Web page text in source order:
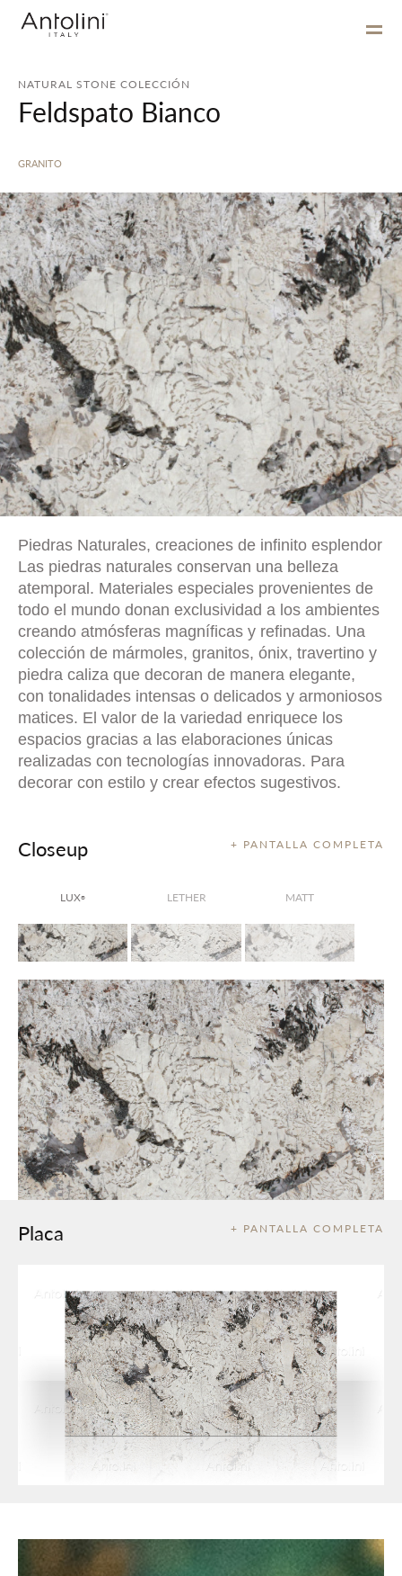
NATURAL STONE COLECCIÓN
Feldspato Bianco
GRANITO
Piedras Naturales, creaciones de infinito esplendor
Las piedras naturales conservan una belleza
atemporal. Materiales especiales provenientes de
todo el mundo donan exclusividad a los ambientes
creando atmósferas magníficas y refinadas. Una
colección de mármoles, granitos, ónix, travertino y
piedra caliza que decoran de manera elegante,
con tonalidades intensas o delicados y armoniosos
matices. El valor de la variedad enriquece los
espacios gracias a las elaboraciones únicas
realizadas con tecnologías innovadoras. Para
decorar con estilo y crear efectos sugestivos.
+ PANTALLA COMPLETA
Closeup
LUX® LETHER MATT
+ PANTALLA COMPLETA
Placa